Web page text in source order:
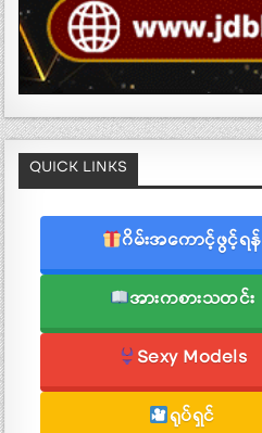
QUICK LINKS
ဂိမ်းအကောင့်ဖွင့်ရန်
အားကစားသတင်း
Sexy Models
ရုပ်ရှင်